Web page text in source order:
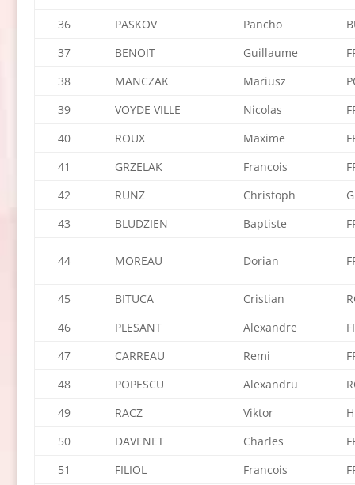
36 PASKOV Pancho
37
BENOIT Guillaume
38
MANCZAK Mariusz
39
VOYDE VILLE Nicolas
40
ROUX Maxime
41
GRZELAK Francois
42
RUNZ Christoph
43
BLUDZIEN Baptiste
44 MOREAU Dorian
45 BITUCA Cristian
46
PLESANT Alexandre
47
CARREAU Remi
48
POPESCU Alexandru
49
RACZ Viktor
50
DAVENET Charles
51
FILIOL Francois